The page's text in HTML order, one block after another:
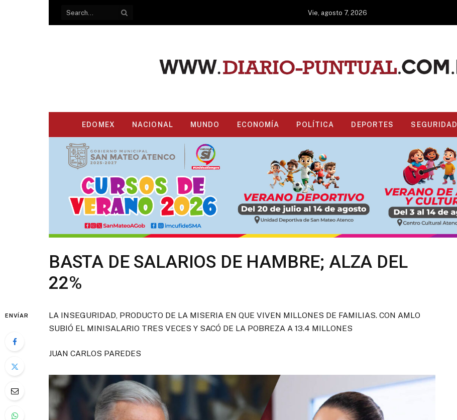
Vie, agosto 7, 2026
EDOMEX NACIONAL MUNDO ECONOMÍA POLÍTICA DEPORTES SEGURIDAD
BASTA DE SALARIOS DE HAMBRE; ALZA DEL
22%
ENVÍAR
LA INSEGURIDAD, PRODUCTO DE LA MISERIA EN QUE VIVEN MILLONES DE FAMILIAS. CON AMLO
SUBIÓ EL MINISALARIO TRES VECES Y SACÓ DE LA POBREZA A 13.4 MILLONES
JUAN CARLOS PAREDES